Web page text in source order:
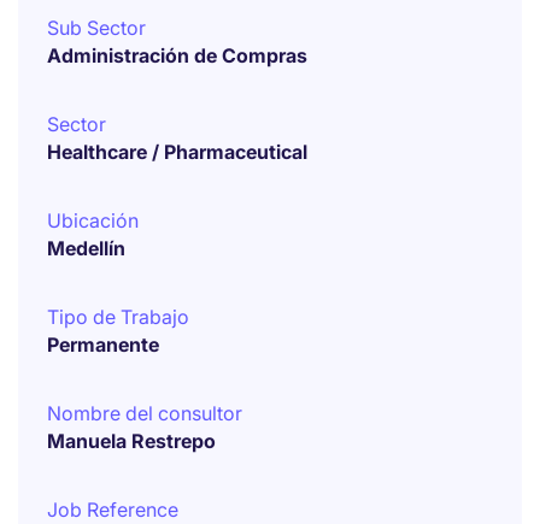
Sub Sector
Administración de Compras
Sector
Healthcare / Pharmaceutical
Ubicación
Medellín
Tipo de Trabajo
Permanente
Nombre del consultor
Manuela Restrepo
Job Reference